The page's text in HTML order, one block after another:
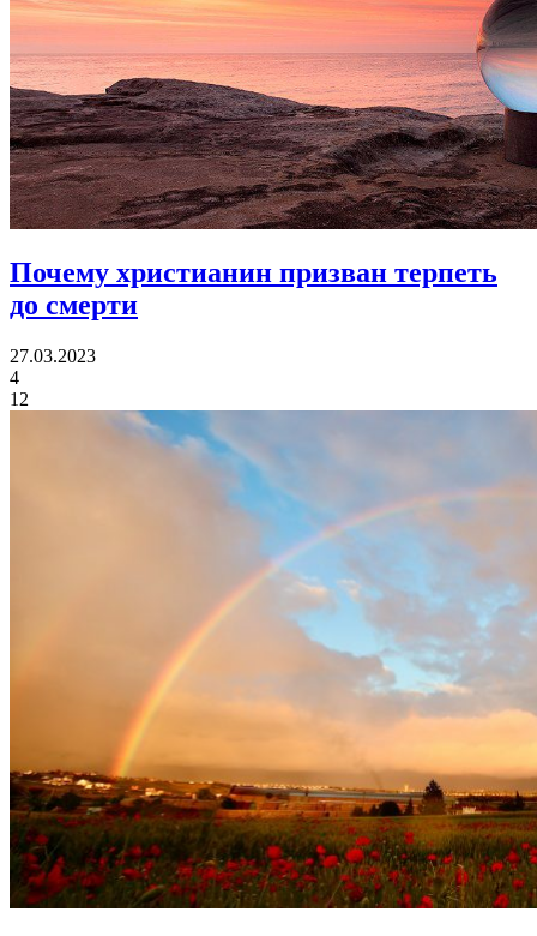
Почему христианин призван терпеть
до смерти
27.03.2023
4
12